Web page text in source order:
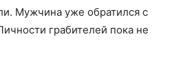
Мужчина уже обратился с
грабителей пока не